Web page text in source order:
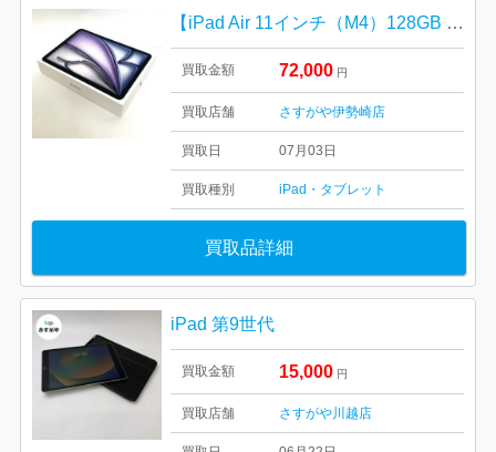
【iPad Air 11インチ（M4）128GB Wi-Fiモデル】未使用品 高価買取｜伊勢崎市市場町
買取金額 72,000 円
買取店舗 さすがや伊勢崎店
買取日 07月03日
買取種別 iPad・タブレット
買取品詳細
iPad 第9世代
買取金額 15,000 円
買取店舗 さすがや川越店